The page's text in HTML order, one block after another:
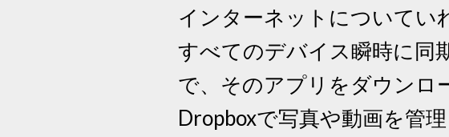
インターネットについてい
すべてのデバイス瞬時に同
で、そのアプリをダウンロ
Dropboxで写真や動画を管